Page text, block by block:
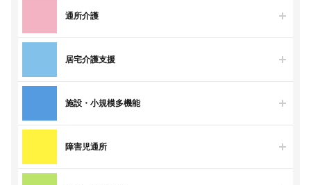
通所介護
居宅介護支援
施設・小規模多機能
障害児通所